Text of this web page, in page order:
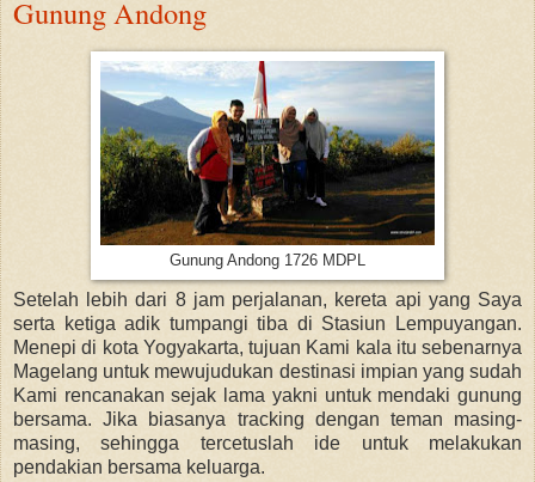
Gunung Andong
Gunung Andong 1726 MDPL
Setelah lebih dari 8 jam perjalanan, kereta api yang Saya
serta ketiga adik tumpangi tiba di Stasiun Lempuyangan.
Menepi di kota Yogyakarta, tujuan Kami kala itu sebenarnya
Magelang untuk mewujudukan destinasi impian yang sudah
Kami rencanakan sejak lama yakni untuk mendaki gunung
bersama. Jika biasanya tracking dengan teman masing-
masing, sehingga tercetuslah ide untuk melakukan
pendakian bersama keluarga.